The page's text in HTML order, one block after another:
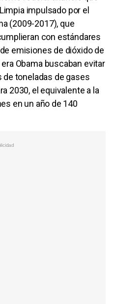
impulsado por el
(2009-2017), que
con estándares
emisiones de dióxido de
Obama buscaban evitar
toneladas de gases
2030, el equivalente a la
en un año de 140